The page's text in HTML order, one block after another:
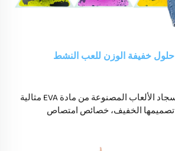
اكتشف لماذا تعتبر سجاد الألعاب المصنوعة من مادة EVA مثالية
الخفيف، خصائص امتصاص